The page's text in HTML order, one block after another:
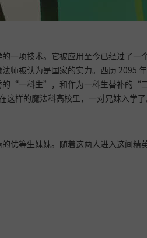
一项技术。它被应用至今已经过了一
被认为是国家的实力。西历 2095
“一科生”，和作为一科生替补的“
样的魔法科高校里，一对兄妹入学了
优等生妹妹。随着这两人进入这间精